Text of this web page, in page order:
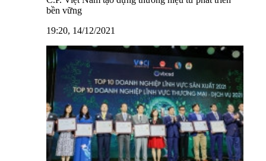
bền vững
19:20, 14/12/2021